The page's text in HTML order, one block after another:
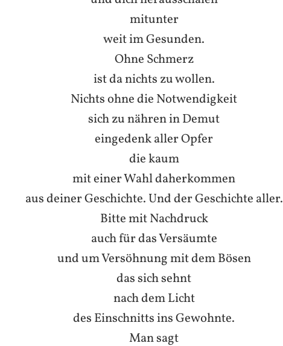
mitunter
weit im Gesunden.
Ohne Schmerz
ist da nichts zu wollen.
Nichts ohne die Notwendigkeit
sich zu nähren in Demut
eingedenk aller Opfer
die kaum
mit einer Wahl daherkommen
aus deiner Geschichte. Und der Geschichte aller.
Bitte mit Nachdruck
auch für das Versäumte
und um Versöhnung mit dem Bösen
das sich sehnt
nach dem Licht
des Einschnitts ins Gewohnte.
Man sagt